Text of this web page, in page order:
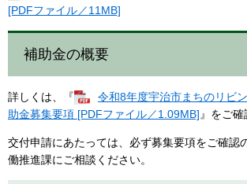
[PDFファイル／11MB]
補助金の概要
詳しくは、『
令和8年度宇治市まちのリビ
助金募集要項 [PDFファイル／1.09MB] 』をご確
交付申請にあたっては、必ず募集要項をご確認
働推進課にご相談ください。